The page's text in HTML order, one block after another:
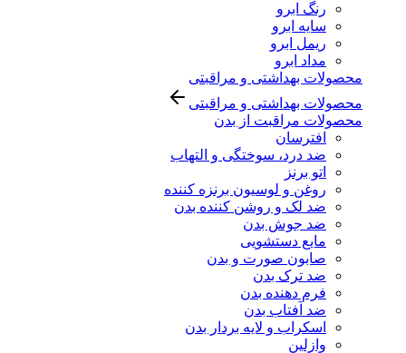
رنگ ابرو
سایه ابرو
ریمل ابرو
مداد ابرو
محصولات بهداشتی و مراقبتی
محصولات بهداشتی و مراقبتی
محصولات مراقبت از بدن
افترسان
ضد درد، سوختگی و التهاب
اتو برنز
روغن و لوسیون برنزه کننده
ضد لک و روشن کننده بدن
ضد جوش بدن
مایع دستشویی
صابون صورت و بدن
ضد ترک بدن
فرم دهنده بدن
ضد آفتاب بدن
اسکراب و لایه بردار بدن
وازلین